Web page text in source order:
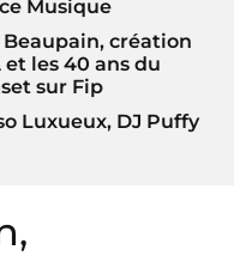
Musique
création
les 40 ans du
sur Fip
Luxueux, DJ Puffy